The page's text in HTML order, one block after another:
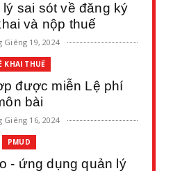
sai sót về đăng ký
và nộp thuế
Giêng 19, 2024
KHAI THUẾ
được miễn Lệ phí
bài
Giêng 16, 2024
PMUD
- ứng dụng quản lý